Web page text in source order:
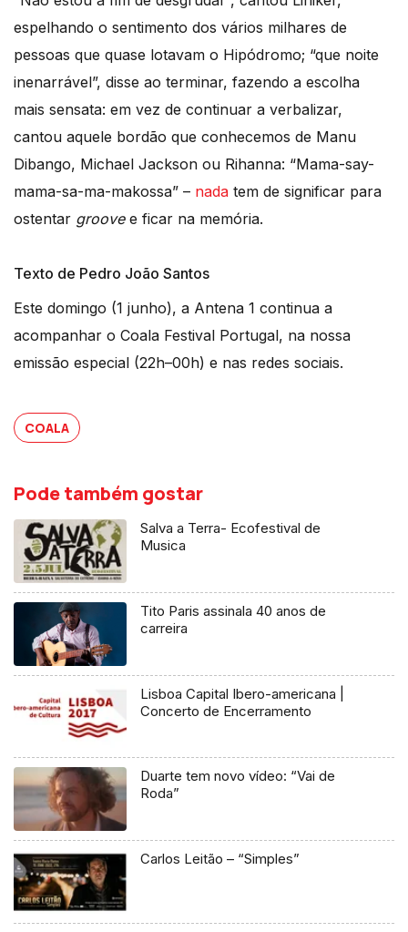
espelhando o sentimento dos vários milhares de
pessoas que quase lotavam o Hipódromo; “que noite
inenarrável”, disse ao terminar, fazendo a escolha
mais sensata: em vez de continuar a verbalizar,
cantou aquele bordão que conhecemos de Manu
Dibango, Michael Jackson ou Rihanna: “Mama-say-
mama-sa-ma-makossa” – nada tem de significar para
ostentar groove e ficar na memória.
Texto de Pedro João Santos
Este domingo (1 junho), a Antena 1 continua a
acompanhar o Coala Festival Portugal, na nossa
emissão especial (22h–00h) e nas redes sociais.
COALA
Pode também gostar
Salva a Terra- Ecofestival de
Musica
Tito Paris assinala 40 anos de
carreira
Lisboa Capital Ibero-americana |
Concerto de Encerramento
Duarte tem novo vídeo: “Vai de
Roda”
Carlos Leitão – “Simples”